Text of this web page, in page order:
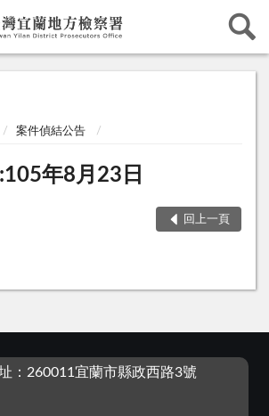
案件偵結公告
年8月23日
回上一頁
：260011宜蘭市縣政西路3號